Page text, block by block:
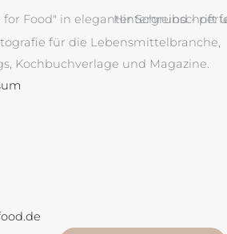
für die Lebensmittelbranche,
Kochbuchverlage und Magazine.